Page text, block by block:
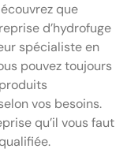
que
d’hydrofuge
spécialiste en
pouvez toujours
vos besoins.
qu’il vous faut